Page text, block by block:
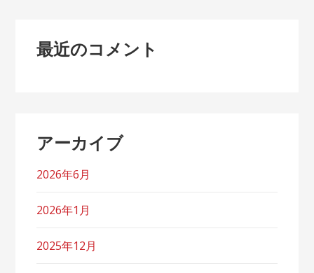
最近のコメント
アーカイブ
2026年6月
2026年1月
2025年12月